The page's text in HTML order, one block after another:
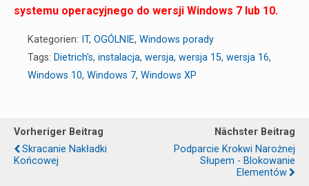
systemu operacyjnego do wersji Windows 7 lub 10.
Kategorien: IT, OGÓLNIE, Windows porady
Tags: Dietrich's, instalacja, wersja, wersja 15, wersja 16,
Windows 10, Windows 7, Windows XP
Vorheriger Beitrag
Skracanie Nakładki
Końcowej
Nächster Beitrag
Podparcie Krokwi Narożnej
Słupem - Blokowanie
Elementów